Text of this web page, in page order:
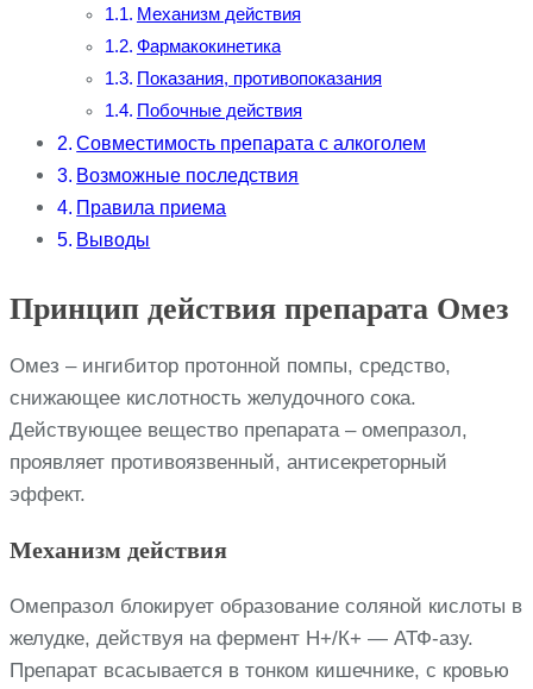
Механизм действия
Фармакокинетика
Показания, противопоказания
Побочные действия
Совместимость препарата с алкоголем
Возможные последствия
Правила приема
Выводы
Принцип действия препарата Омез
Омез – ингибитор протонной помпы, средство,
снижающее кислотность желудочного сока.
Действующее вещество препарата – омепразол,
проявляет противоязвенный, антисекреторный
эффект.
Механизм действия
Омепразол блокирует образование соляной кислоты в
желудке, действуя на фермент Н+/К+ — АТФ-азу.
Препарат всасывается в тонком кишечнике, с кровью